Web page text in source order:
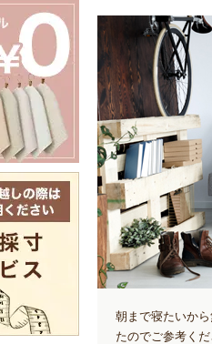
朝まで寝たいか
たのでご参考く